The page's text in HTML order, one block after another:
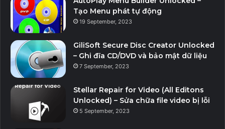
Tạo Menu phát tự động
19 September, 2023
GiliSoft Secure Disc Creator Unlocked
– Ghi đĩa CD/DVD và bảo mật dữ liệu
7 September, 2023
Stellar Repair for Video (All Editons
Unlocked) – Sửa chữa file video bị lỗi
5 September, 2023